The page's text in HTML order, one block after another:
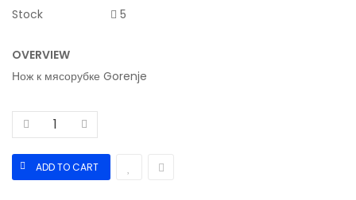
Stock
5
OVERVIEW
Нож к мясорубке Gorenje